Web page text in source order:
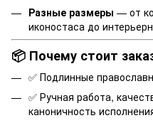
Разные размеры — от
иконостаса до
📦 Почему стоит
✅ Подлинные
✅ Ручная работа,
каноничность